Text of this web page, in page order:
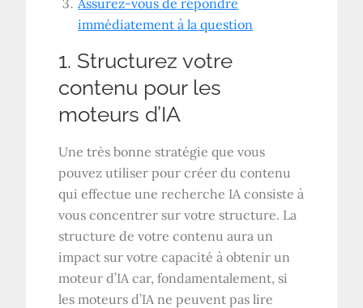
immédiatement à la question
1. Structurez votre
contenu pour les
moteurs d’IA
Une très bonne stratégie que vous
pouvez utiliser pour créer du contenu
qui effectue une recherche IA consiste à
vous concentrer sur votre structure. La
structure de votre contenu aura un
impact sur votre capacité à obtenir un
moteur d’IA car, fondamentalement, si
les moteurs d’IA ne peuvent pas lire